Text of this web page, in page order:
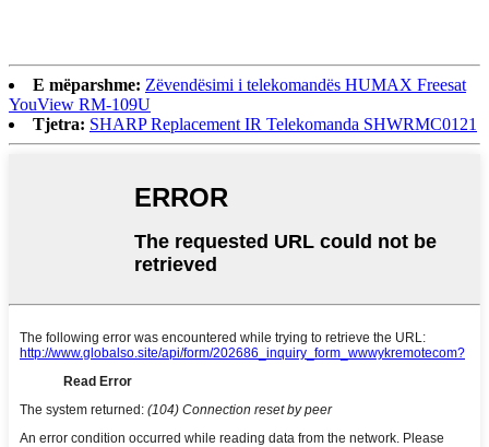
E mëparshme: Zëvendësimi i telekomandës HUMAX Freesat
YouView RM-109U
Tjetra: SHARP Replacement IR Telekomanda SHWRMC0121